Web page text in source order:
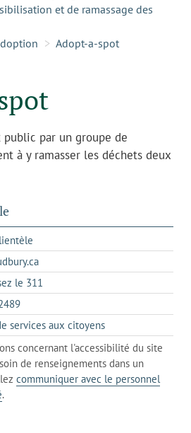
et de ramassage des
Adopt-a-spot
public par un groupe de
à y ramasser les déchets deux
dans
un
nouvel
s'ouvre
dans
votre
de
messagerie
le 311
dans
un
client
de
votre
téléphone
s'ouvre
dans
un
client
de
votre
services aux citoyenss'ouvre
dans
l'onglet
actuel
concernant l'accessibilité du site
de renseignements dans un
communiquer avec le personnel
.